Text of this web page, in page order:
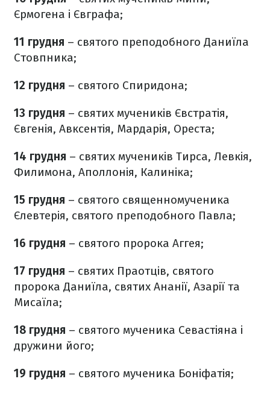
Єрмогена і Євграфа;
11 грудня – святого преподобного Даниїла
Стовпника;
12 грудня – святого Спиридона;
13 грудня – святих мучеників Євстратія,
Євгенія, Авксентія, Мардарія, Ореста;
14 грудня – святих мучеників Тирса, Левкія,
Филимона, Аполлонія, Калиніка;
15 грудня – святого священномученика
Єлевтерія, святого преподобного Павла;
16 грудня – святого пророка Аггея;
17 грудня – святих Праотців, святого
пророка Даниїла, святих Ананії, Азарії та
Мисаїла;
18 грудня – святого мученика Севастіяна і
дружини його;
19 грудня – святого мученика Боніфатія;